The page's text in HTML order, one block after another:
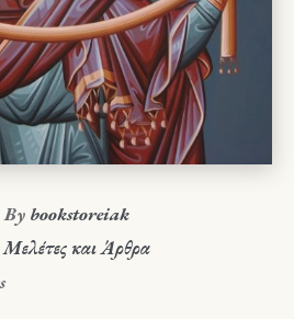
By bookstoreiak
Μελέτες και Άρθρα